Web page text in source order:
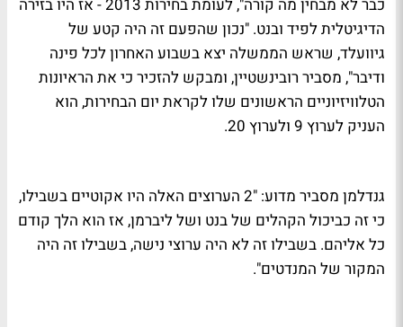
כבר לא מבחין מה קורה", לעומת בחירות 2013 - אז היו בזירה
הדיגיטלית לפיד ובנט. "נכון שהפעם זה היה קטע של
גיוועלד, שראש הממשלה יצא בשבוע האחרון לכל פינה
ודיבר", מסביר רובינשטיין, ומבקש להזכיר כי את הראיונות
הטלוויזיוניים הראשונים שלו לקראת יום הבחירות, הוא
העניק לערוץ 9 ולערוץ 20.
גנדלמן מסביר מדוע:
"2 הערוצים האלה היו אקוטיים בשבילו,
כי זה כביכול הקהלים של בנט ושל ליברמן, אז הוא הלך קודם
כל אליהם. בשבילו זה לא היה ערוצי נישה, בשבילו זה היה
המקור של המנדטים".